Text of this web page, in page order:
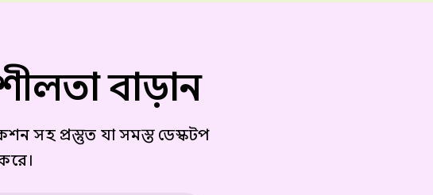
বাড়ান
সহ প্রস্তুত যা সমস্ত ডেস্কটপ